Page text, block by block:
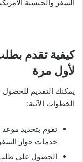
السفر والجنسية
كيفية تقدم
لأول مرة
يمكنك التقديم
الخطوات الآتية:
تقوم بتحديد
خدمات جواز
الحصول على طلب